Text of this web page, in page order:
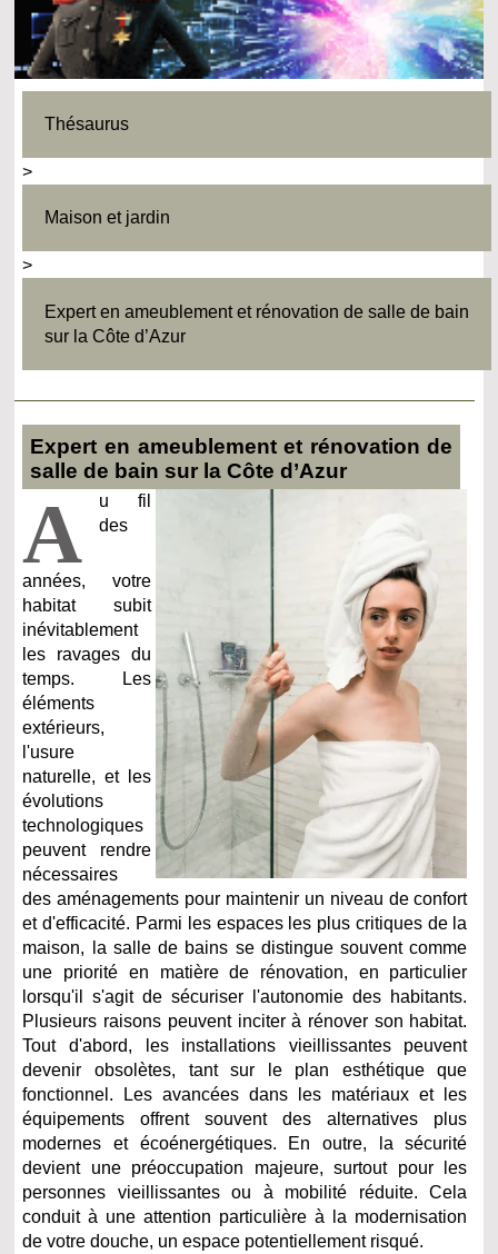
Thésaurus
>
Maison et jardin
>
Expert en ameublement et rénovation de salle de bain
sur la Côte d’Azur
Expert en ameublement et rénovation de
salle de bain sur la Côte d’Azur
A
u fil
des
années, votre
habitat subit
inévitablement
les ravages du
temps. Les
éléments
extérieurs,
l'usure
naturelle, et les
évolutions
technologiques
peuvent rendre
nécessaires
des aménagements pour maintenir un niveau de confort
et d'efficacité. Parmi les espaces les plus critiques de la
maison, la salle de bains se distingue souvent comme
une priorité en matière de rénovation, en particulier
lorsqu'il s'agit de sécuriser l'autonomie des habitants.
Plusieurs raisons peuvent inciter à rénover son habitat.
Tout d'abord, les installations vieillissantes peuvent
devenir obsolètes, tant sur le plan esthétique que
fonctionnel. Les avancées dans les matériaux et les
équipements offrent souvent des alternatives plus
modernes et écoénergétiques. En outre, la sécurité
devient une préoccupation majeure, surtout pour les
personnes vieillissantes ou à mobilité réduite. Cela
conduit à une attention particulière à la modernisation
de votre douche, un espace potentiellement risqué.